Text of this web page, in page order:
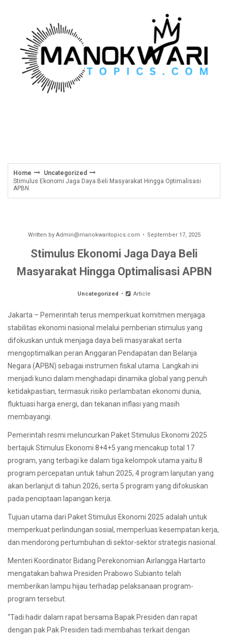
Home
Uncategorized
Stimulus Ekonomi Jaga Daya Beli Masyarakat Hingga Optimalisasi
APBN
Written by Admin@manokwaritopics.com September 17, 2025
Stimulus Ekonomi Jaga Daya Beli
Masyarakat Hingga Optimalisasi APBN
Uncategorized Article
Jakarta – Pemerintah terus memperkuat komitmen menjaga
stabilitas ekonomi nasional melalui pemberian stimulus yang
difokuskan untuk menjaga daya beli masyarakat serta
mengoptimalkan peran Anggaran Pendapatan dan Belanja
Negara (APBN) sebagai instrumen fiskal utama. Langkah ini
menjadi kunci dalam menghadapi dinamika global yang penuh
ketidakpastian, termasuk risiko perlambatan ekonomi dunia,
fluktuasi harga energi, dan tekanan inflasi yang masih
membayangi.
Pemerintah resmi meluncurkan Paket Stimulus Ekonomi 2025
bertajuk Stimulus Ekonomi 8+4+5 yang mencakup total 17
program, yang terbagi ke dalam tiga kelompok utama yaitu 8
program percepatan untuk tahun 2025, 4 program lanjutan yang
akan berlanjut di tahun 2026, serta 5 program yang difokuskan
pada penciptaan lapangan kerja.
Tujuan utama dari Paket Stimulus Ekonomi 2025 adalah untuk
memperkuat perlindungan sosial, memperluas kesempatan kerja,
dan mendorong pertumbuhan di sektor-sektor strategis nasional.
Menteri Koordinator Bidang Perekonomian Airlangga Hartarto
mengatakan bahwa Presiden Prabowo Subianto telah
memberikan lampu hijau terhadap pelaksanaan program-
program tersebut.
“Tadi hadir dalam rapat bersama Bapak Presiden dan rapat
dengan pak Pak Presiden tadi membahas terkait dengan